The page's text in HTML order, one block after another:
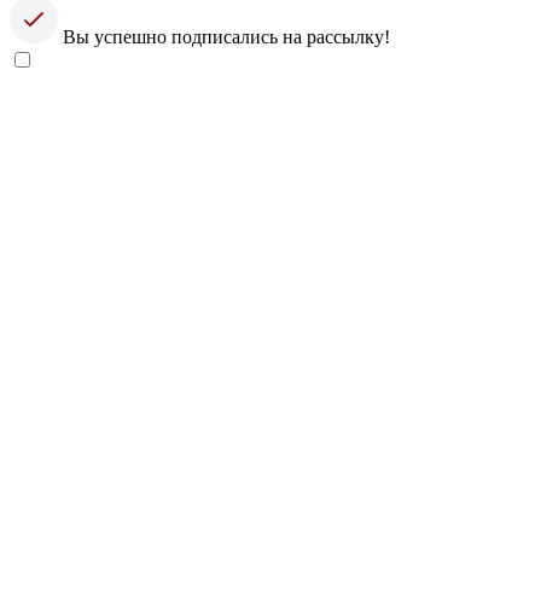
Вы успешно подписались на рассылку!